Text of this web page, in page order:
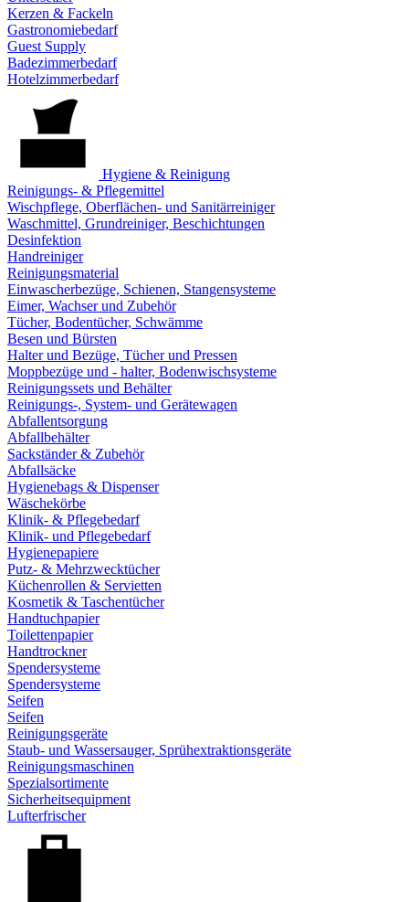
Kerzen & Fackeln
Gastronomiebedarf
Guest Supply
Badezimmerbedarf
Hotelzimmerbedarf
Hygiene & Reinigung
Reinigungs- & Pflegemittel
Wischpflege, Oberflächen- und Sanitärreiniger
Waschmittel, Grundreiniger, Beschichtungen
Desinfektion
Handreiniger
Reinigungsmaterial
Einwascherbezüge, Schienen, Stangensysteme
Eimer, Wachser und Zubehör
Tücher, Bodentücher, Schwämme
Besen und Bürsten
Halter und Bezüge, Tücher und Pressen
Moppbezüge und - halter, Bodenwischsysteme
Reinigungssets und Behälter
Reinigungs-, System- und Gerätewagen
Abfallentsorgung
Abfallbehälter
Sackständer & Zubehör
Abfallsäcke
Hygienebags & Dispenser
Wäschekörbe
Klinik- & Pflegebedarf
Klinik- und Pflegebedarf
Hygienepapiere
Putz- & Mehrzwecktücher
Küchenrollen & Servietten
Kosmetik & Taschentücher
Handtuchpapier
Toilettenpapier
Handtrockner
Spendersysteme
Spendersysteme
Seifen
Seifen
Reinigungsgeräte
Staub- und Wassersauger, Sprühextraktionsgeräte
Reinigungsmaschinen
Spezialsortimente
Sicherheitsequipment
Lufterfrischer